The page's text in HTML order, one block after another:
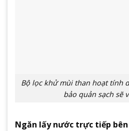
Bộ lọc khử mùi than hoạt tính
bảo quản sạch sẽ
Ngăn lấy nước trực tiếp